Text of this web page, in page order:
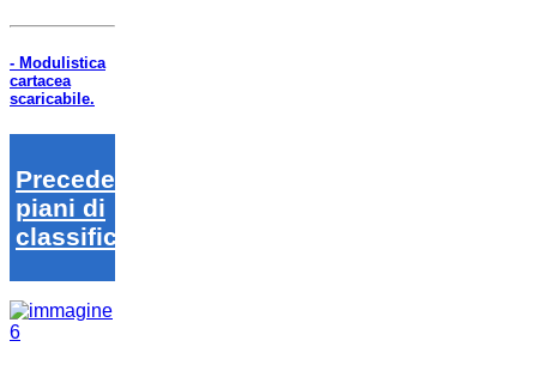
- Modulistica
cartacea
scaricabile.
Precedenti
piani di
classifica